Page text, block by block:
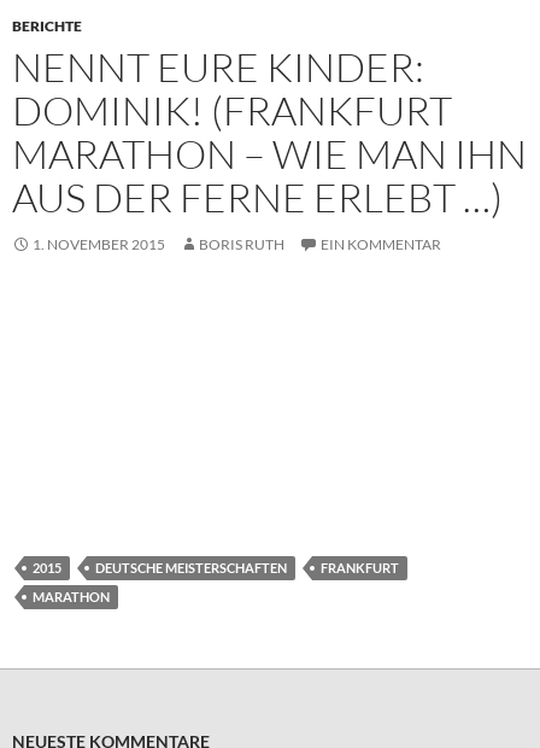
BERICHTE
NENNT EURE KINDER:
DOMINIK! (FRANKFURT
MARATHON – WIE MAN IHN
AUS DER FERNE ERLEBT …)
1. NOVEMBER 2015 BORIS RUTH EIN KOMMENTAR
2015 DEUTSCHE MEISTERSCHAFTEN
FRANKFURT
MARATHON
NEUESTE KOMMENTARE